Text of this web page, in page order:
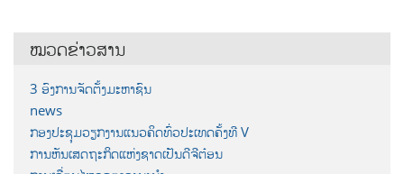
ໝວດຂ່າວສານ
3 ອົງການຈັດຕັ້ງມະຫາຊົນ
news
ກອງປະຊຸມວຽກງານແນວຄິດທົ່ວປະເທດຄັ້ງທີ V
ການຫັນເສດຖະກິດແຫ່ງຊາດເປັນດີຈີຕ໋ອນ